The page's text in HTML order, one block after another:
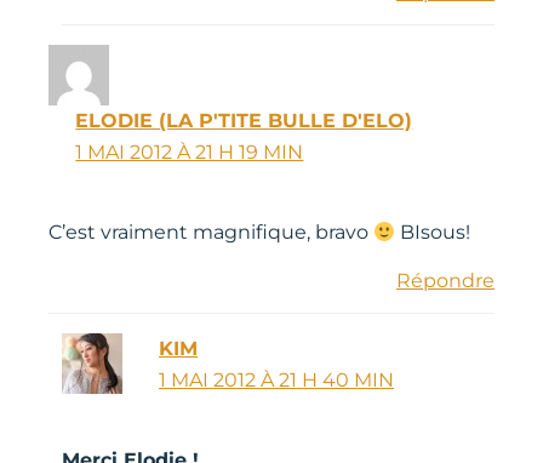
ELODIE (LA P'TITE BULLE D'ELO)
1 MAI 2012 À 21 H 19 MIN
C’est vraiment magnifique, bravo BIsous!
Répondre
KIM
1 MAI 2012 À 21 H 40 MIN